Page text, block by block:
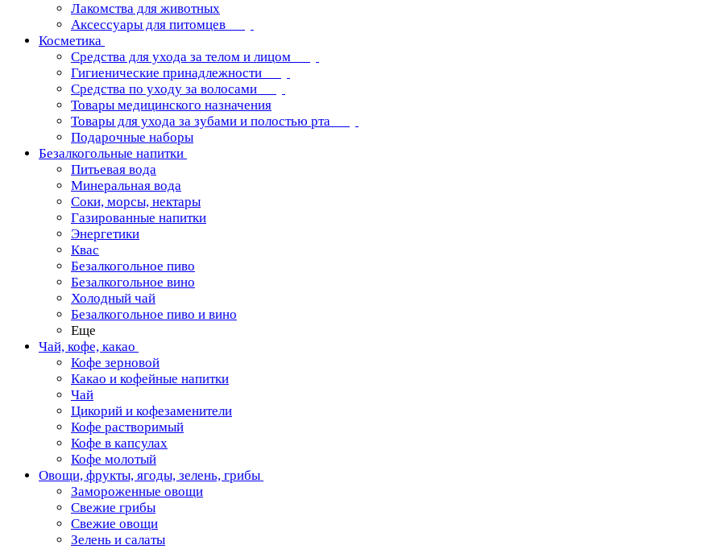
Лакомства для животных
Аксессуары для питомцев
Косметика
Средства для ухода за телом и лицом
Гигиенические принадлежности
Средства по уходу за волосами
Товары медицинского назначения
Товары для ухода за зубами и полостью рта
Подарочные наборы
Безалкогольные напитки
Питьевая вода
Минеральная вода
Соки, морсы, нектары
Газированные напитки
Энергетики
Квас
Безалкогольное пиво
Безалкогольное вино
Холодный чай
Безалкогольное пиво и вино
Еще
Чай, кофе, какао
Кофе зерновой
Какао и кофейные напитки
Чай
Цикорий и кофезаменители
Кофе растворимый
Кофе в капсулах
Кофе молотый
Овощи, фрукты, ягоды, зелень, грибы
Замороженные овощи
Свежие грибы
Свежие овощи
Зелень и салаты